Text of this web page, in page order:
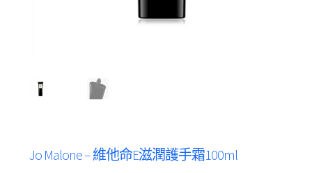
Jo Malone – 維他命E滋潤護手霜100ml